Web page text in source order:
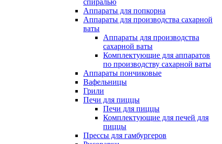
спиралью
Аппараты для попкорна
Аппараты для производства сахарной
ваты
Аппараты для производства
сахарной ваты
Комплектующие для аппаратов
по производству сахарной ваты
Аппараты пончиковые
Вафельницы
Грили
Печи для пиццы
Печи для пиццы
Комплектующие для печей для
пиццы
Прессы для гамбургеров